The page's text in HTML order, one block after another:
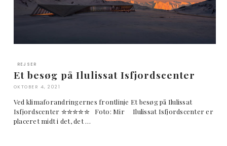
REJSER
Et besøg på Ilulissat Isfjordscenter
OKTOBER 4, 2021
Ved klimaforandringernes frontlinje Et besøg på Ilulissat
Isfjordscenter ✮✮✮✮✮ Foto: Mir Ilulissat Isfjordscenter er
placeret midt i det, det …